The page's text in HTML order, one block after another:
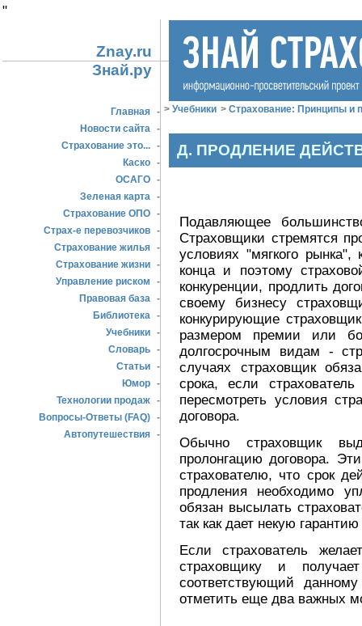
"
Znay.ru
Знай.ру
Главная -
Новости сайта -
Страхование это... -
Каско -
ОСАГО -
Зеленая карта -
Страхование ОПО -
Страх-е перевозчиков -
Страхование жилья -
Страхование жизни -
Управление риском
-
Правовая база -
Библиотека -
Учебники -
Словарь -
Статьи -
Юмор -
Технологии продаж -
Вопросы-Ответы (FAQ) -
Автопутешествия -
> Учебники > Страхование: Принципы и
Д. ПРОДЛЕНИЕ
Подавляющее
Страховщики стремятся
условиях "мягкого
конца и поэтому
конкуренции, продлить
своему бизнесу
конкурирующие
размером премии или
долгосрочным видам -
случаях страховщик
срока, если
пересмотреть условия
договора.
Обычно страховщик
пролонгацию договора.
страхователю, что срок
продления необходимо
обязан высылать
так как дает некую
Если страхователь
страховщику и
соответствующий
отметить еще два важных